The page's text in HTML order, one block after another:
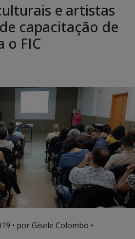
e artistas
capacitação de
o FIC
• por Gisele Colombo •